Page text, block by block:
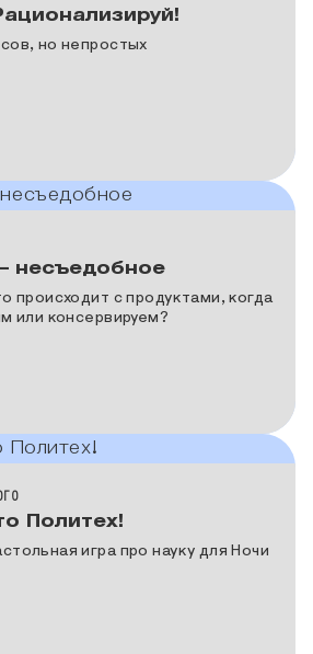
но непростых
несъедобное
происходит с продуктами, когда
или консервируем?
Политех!
игра про науку для Ночи